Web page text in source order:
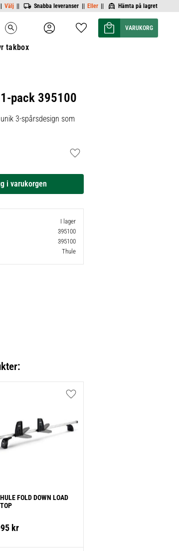
Välj || Snabba leveranser || Eller || Hämta på lagret
search Favoriter
Kundvagn
takbox
pack 395100
3-spårsdesign som
Lägg till i favoriter
I lager
395100
395100
Thule
FOLD DOWN LOAD
kr
Lägg till i favoriter